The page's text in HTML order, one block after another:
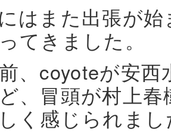
はまた出張が
てきました。
、coyoteが安
、冒頭が村上
く感じられま